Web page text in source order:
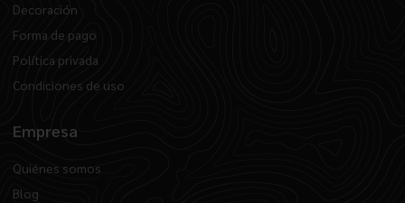
Decoración
Forma de pago
Política privada
Condiciones de uso
Empresa
Quiénes somos
Blog